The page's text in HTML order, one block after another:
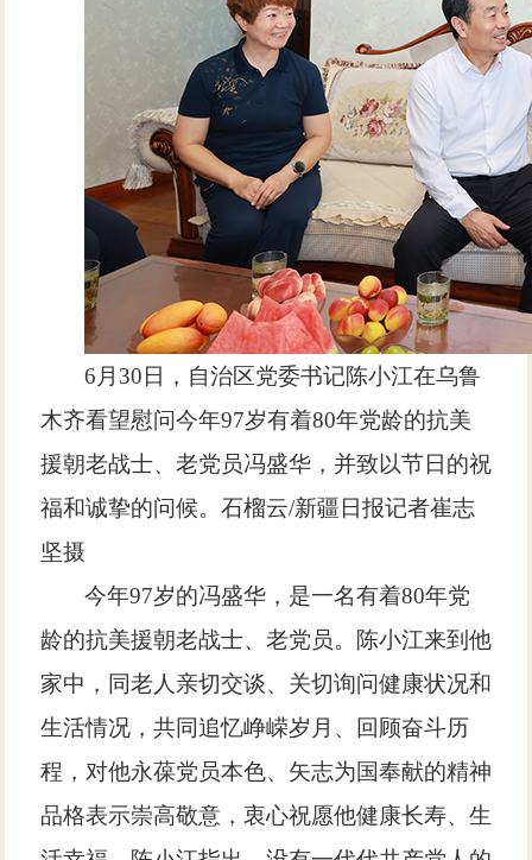
6月30日，自治区党委书记陈小江在乌鲁
木齐看望慰问今年97岁有着80年党龄的抗美
援朝老战士、老党员冯盛华，并致以节日的祝
福和诚挚的问候。石榴云/新疆日报记者崔志
坚摄
今年97岁的冯盛华，是一名有着80年党
龄的抗美援朝老战士、老党员。陈小江来到他
家中，同老人亲切交谈、关切询问健康状况和
生活情况，共同追忆峥嵘岁月、回顾奋斗历
程，对他永葆党员本色、矢志为国奉献的精神
品格表示崇高敬意，衷心祝愿他健康长寿、生